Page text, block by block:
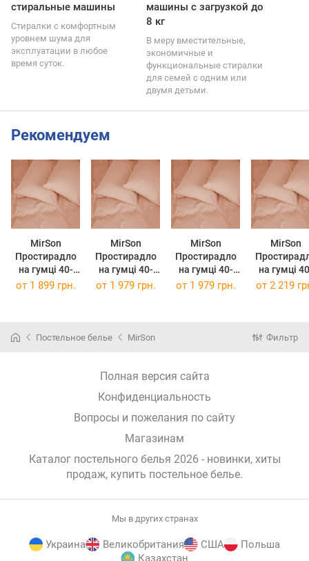
стиральные машины
Стиралки с комфортным
уровнем шума для
эксплуатации в любое
время суток.
машины с загрузкой до
8 кг
В меру вместительные,
экономичные и
функциональные стиралки
для семей с одним или
двумя детьми.
Рекомендуем
MirSon
Простирадло
на гумці 40-
0013 "Jennifer"
MirSon
Простирадло
на гумці 40-
0013 "Jennifer"
MirSon
Простирадло
на гумці 40-
0013 "Jennifer"
MirSon
на гумці 40-
0013
от 1 899 грн. от 1 979 грн. от 1 979 грн. от 2 219
Постельное белье MirSon Фильтр
Полная версия сайта
Конфиденциальность
Вопросы и пожелания по сайту
Магазинам
Каталог постельного белья 2026 - новинки, хиты
продаж, купить постельное белье.
Мы в других странах
Украина Великобритания США
Польша
Казахстан